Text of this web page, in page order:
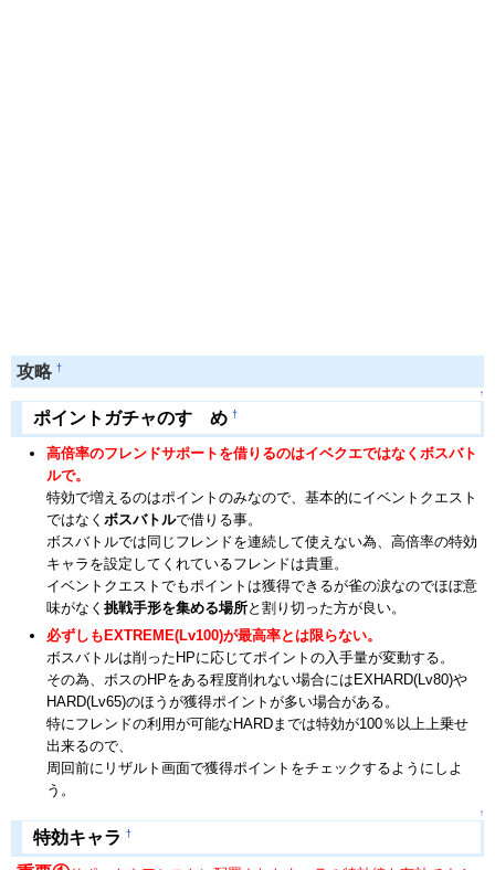
攻略 †
↑
ポイントガチャのすゝめ †
高倍率のフレンドサポートを借りるのはイベクエではなくボスバト
ルで。
特効で増えるのはポイントのみなので、基本的にイベントクエスト
ではなく ボスバトルで借りる事。
ボスバトルでは同じフレンドを連続して使えない為、高倍率の特効
キャラを設定してくれているフレンドは貴重。
イベントクエストでもポイントは獲得できるが雀の涙なのでほぼ意
味がなく 挑戦手形を集める場所と割り切った方が良い。
必ずしもEXTREME(Lv100)が最高率とは限らない。
ボスバトルは削ったHPに応じてポイントの入手量が変動する。
その為、ボスのHPをある程度削れない場合にはEXHARD(Lv80)や
HARD(Lv65)のほうが獲得ポイントが多い場合がある。
特にフレンドの利用が可能なHARDまでは特効が100％以上上乗せ
出来るので、
周回前にリザルト画面で獲得ポイントをチェックするようにしよ
う。
↑
特効キャラ †